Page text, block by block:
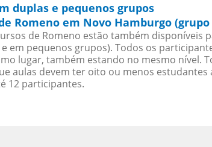
duplas e pequenos grupos
Romeno em Novo Hamburgo
de Romeno estão também disponíveis
em pequenos grupos). Todos os
lugar, também estando no mesmo nível.
aulas devem ter oito ou menos
12 participantes.